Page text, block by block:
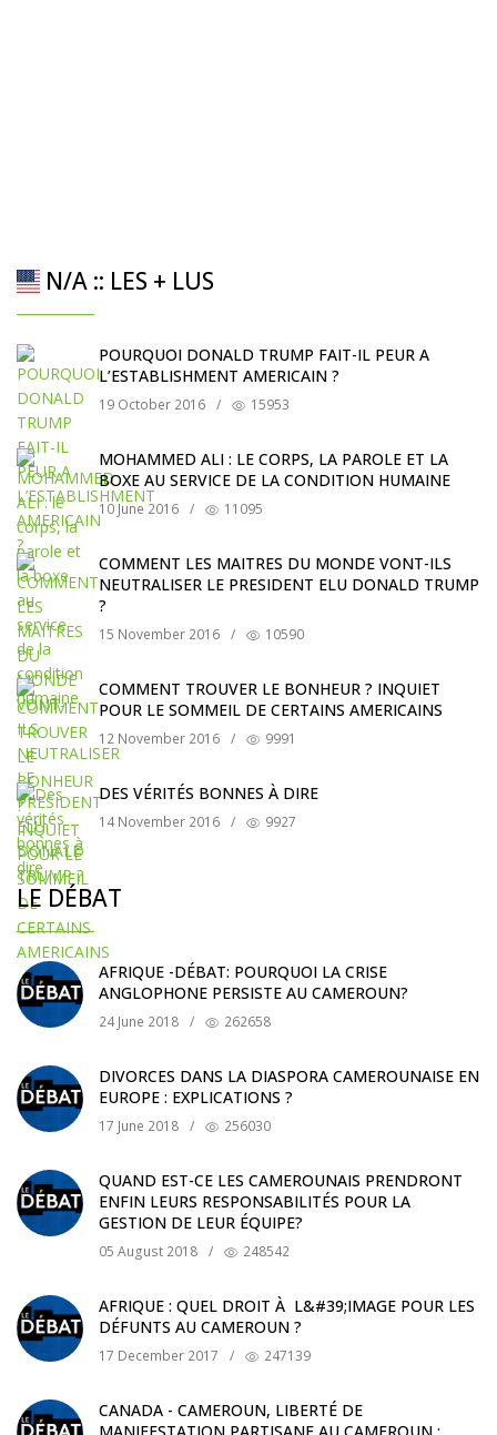
N/A :: LES + LUS
POURQUOI DONALD TRUMP FAIT-IL PEUR A
L’ESTABLISHMENT AMERICAIN ?
19 October 2016 / 15953
MOHAMMED ALI : LE CORPS, LA PAROLE ET LA
BOXE AU SERVICE DE LA CONDITION HUMAINE
10 June 2016 / 11095
COMMENT LES MAITRES DU MONDE VONT-ILS
NEUTRALISER LE PRESIDENT ELU DONALD TRUMP
?
15 November 2016 / 10590
COMMENT TROUVER LE BONHEUR ? INQUIET
POUR LE SOMMEIL DE CERTAINS AMERICAINS
12 November 2016 / 9991
DES VÉRITÉS BONNES À DIRE
14 November 2016 / 9927
LE DÉBAT
AFRIQUE -DÉBAT: POURQUOI LA CRISE
ANGLOPHONE PERSISTE AU CAMEROUN?
24 June 2018 / 262658
DIVORCES DANS LA DIASPORA CAMEROUNAISE EN
EUROPE : EXPLICATIONS ?
17 June 2018 / 256030
QUAND EST-CE LES CAMEROUNAIS PRENDRONT
ENFIN LEURS RESPONSABILITÉS POUR LA
GESTION DE LEUR ÉQUIPE?
05 August 2018 / 248542
AFRIQUE : QUEL DROIT À L&#39;IMAGE POUR LES
DÉFUNTS AU CAMEROUN ?
17 December 2017 / 247139
CANADA - CAMEROUN, LIBERTÉ DE